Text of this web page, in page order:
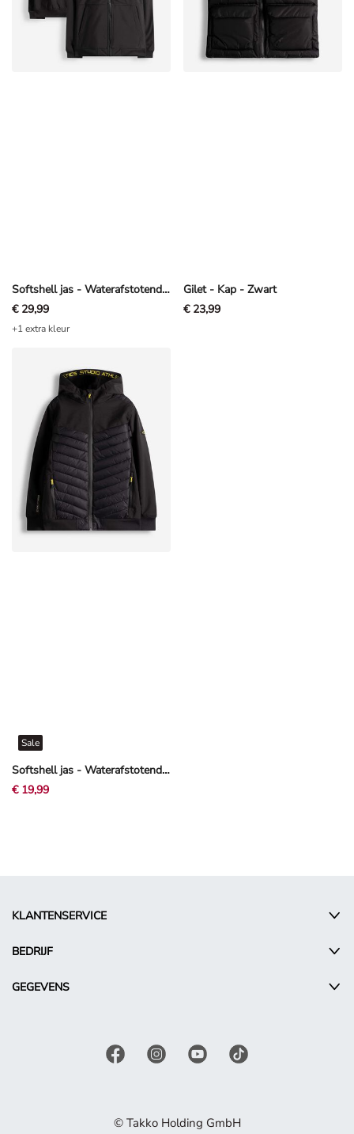
Softshell jas - Waterafstotend - Zwart
€ 29,99
+1 extra kleur
Gilet - Kap - Zwart
€ 23,99
Softshell jas - Waterafstotend - Zwart
Sale
€ 19,99
KLANTENSERVICE
BEDRIJF
GEGEVENS
© Takko Holding GmbH